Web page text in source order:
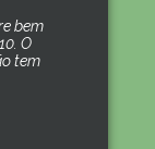
bem
O
tem